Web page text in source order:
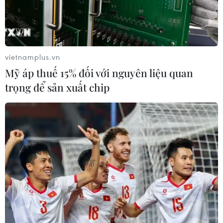
Azerbaijan và Armenia đã nhất trí ngừng
bắn tại vùng Nagorno-Karabakh
13/09/2022 08:07
Ngày 13/9, Azerbaijan và Armenia đã nhất trí ngừng
vietnamplus.vn
Mỹ áp thuế 15% đối với nguyên liệu quan
trọng để sản xuất chip